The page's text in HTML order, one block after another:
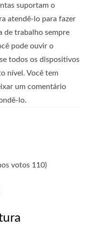
suportam o
atendê-lo para fazer
de trabalho sempre
pode ouvir o
todos os dispositivos
nível. Você tem
um comentário
lo.
votos 110)